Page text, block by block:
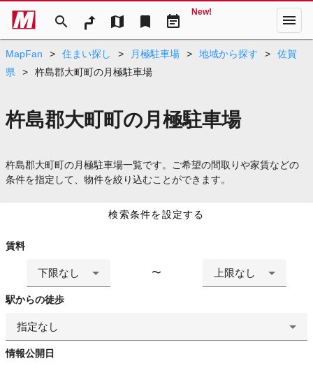
search map bookmark event_note
New! menu
MapFan > 住まい探し > 月極駐車場 > 地域から探す >
佐賀
県
> 杵島郡大町町の月極駐車場
杵島郡大町町の月極駐車場
杵島郡大町町の月極駐車場一覧です。ご希望の間取りや家賃などの
条件を指定して、物件を絞り込むことができます。
検索条件を設定する
賃料
下限なし 〜 上限なし
駅からの徒歩
指定なし
情報公開日